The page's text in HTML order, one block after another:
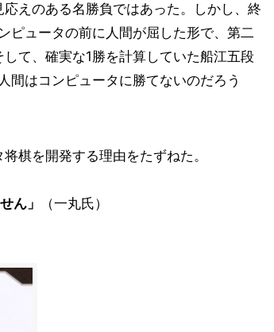
えのある名勝負ではあった。しかし、終
ピュータの前に人間が屈した形で、第二
て、確実な1勝を計算していた船江五段
間はコンピュータに勝てないのだろう
棋を開発する理由をたずねた。
ん」 （一丸氏）